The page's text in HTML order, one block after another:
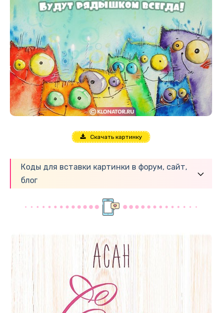
Скачать картинку
Коды для вставки картинки в форум, сайт,
блог